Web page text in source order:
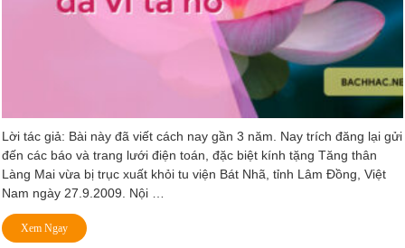
Lời tác giả: Bài này đã viết cách nay gần 3 năm. Nay trích đăng lại gửi
đến các báo và trang lưới điện toán, đặc biệt kính tặng Tăng thân
Làng Mai vừa bị trục xuất khỏi tu viện Bát Nhã, tỉnh Lâm Đồng, Việt
Nam ngày 27.9.2009. Nội …
Xem Ngay